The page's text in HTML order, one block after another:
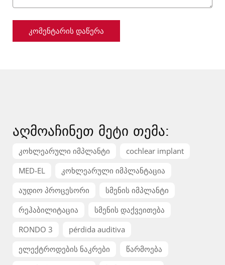
აღმოაჩინეთ მეტი თემა:
კოხლეარული იმპლანტი
cochlear implant
MED-EL
კოხლეარული იმპლანტაცია
აუდიო პროცესორი
სმენის იმპლანტი
რეჰაბილიტაცია
სმენის დაქვეითება
RONDO 3
pérdida auditiva
ელექტროდების ნაკრები
წარმოება